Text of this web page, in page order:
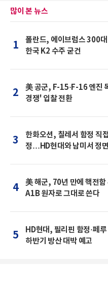
많이 본 뉴스
1
폴란드, 에이브럼스 300
한국 K2 수주 굳건
2
美 공군, F-15·F-16 엔진
경쟁' 입찰 전환
3
한화오션, 칠레서 함정 직
정…HD현대와 남미서 정
4
美 해군, 70년 만에 핵전
A1B 원자로 그대로 쓴다
5
HD현대, 필리핀 함정·페
하반기 방산 대박 예고